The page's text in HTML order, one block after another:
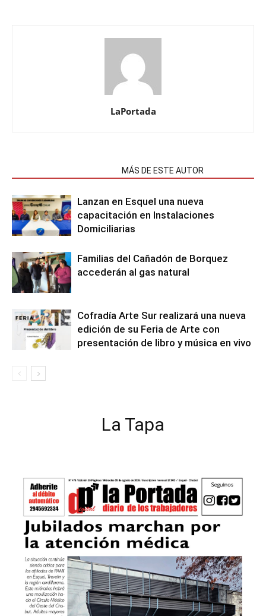
LaPortada
MÁS DE ESTE AUTOR
Lanzan en Esquel una nueva
capacitación en Instalaciones
Domiciliarias
Familias del Cañadón de Borquez
accederán al gas natural
Cofradía Arte Sur realizará una nueva
edición de su Feria de Arte con
presentación de libro y música en vivo
La Tapa